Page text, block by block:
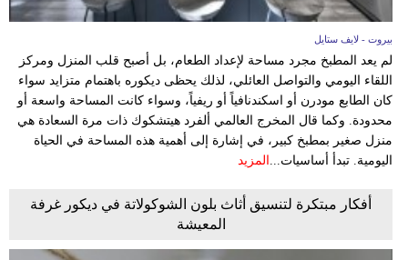
بيروت - لايف ستايل
لم يعد المطبخ مجرد مساحة لإعداد الطعام، بل أصبح قلب المنزل ومركز
اللقاء اليومي والتواصل العائلي، لذلك يحظى ديكوره باهتمام متزايد سواء
كان الطابع مودرن أو اسكندنافياً أو ريفياً، وسواء كانت المساحة واسعة أو
محدودة. وكما قال المخرج العالمي ألفرد هيتشكوك ذات مرة السعادة هي
منزل صغير بمطبخ كبير، في إشارة إلى أهمية هذه المساحة في الحياة
اليومية. تبدأ أساسيات... المزيد
أفكار مبتكرة لتنسيق أثاث بلون الشوكولاتة في ديكور غرفة
المعيشة